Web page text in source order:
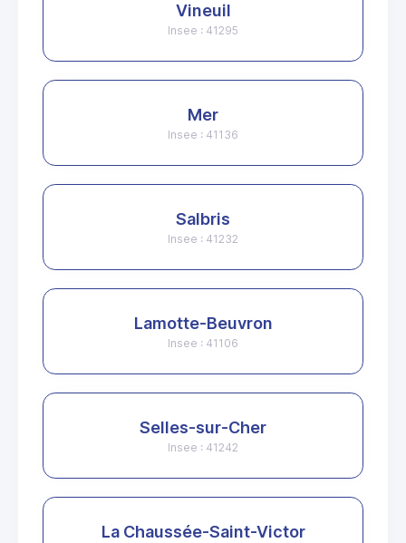
Vineuil
Insee : 41295
Mer
Insee : 41136
Salbris
Insee : 41232
Lamotte-Beuvron
Insee : 41106
Selles-sur-Cher
Insee : 41242
La Chaussée-Saint-Victor